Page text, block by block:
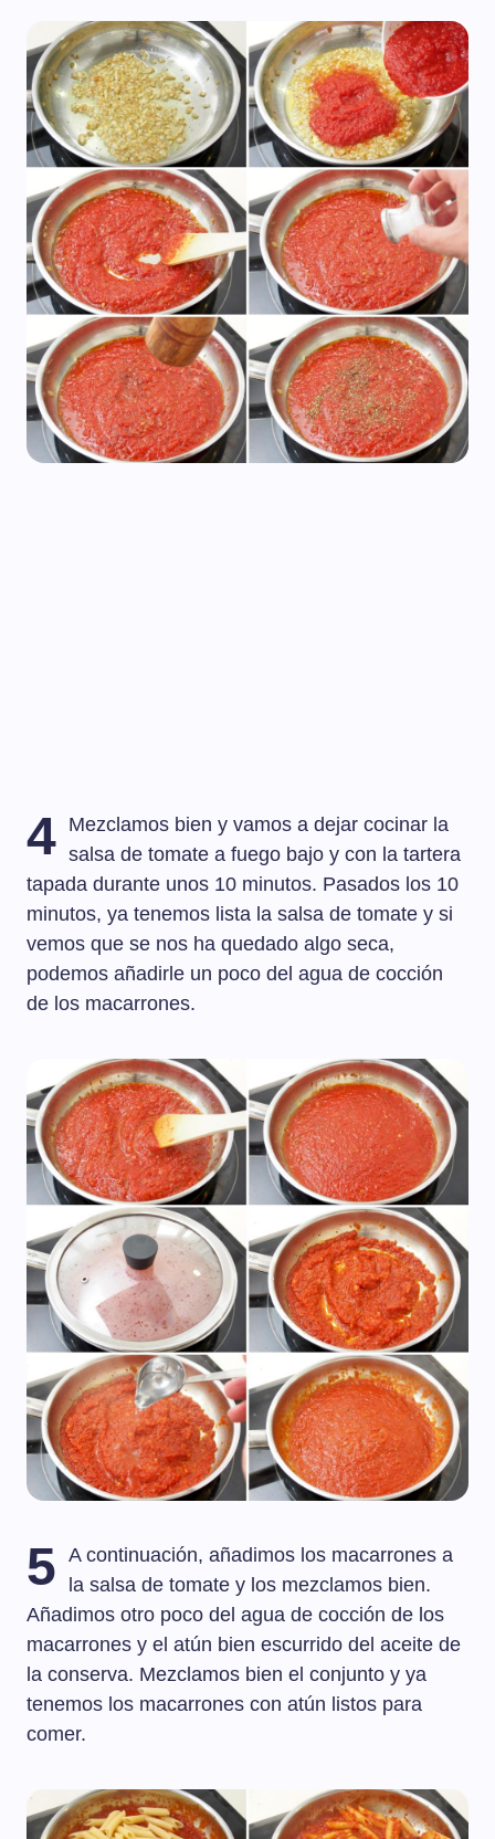
4 Mezclamos bien y vamos a dejar cocinar la
salsa de tomate a fuego bajo y con la tartera
tapada durante unos 10 minutos. Pasados los 10
minutos, ya tenemos lista la salsa de tomate y si
vemos que se nos ha quedado algo seca,
podemos añadirle un poco del agua de cocción
de los macarrones.
5
A continuación, añadimos los macarrones a
la salsa de tomate y los mezclamos bien.
Añadimos otro poco del agua de cocción de los
macarrones y el atún bien escurrido del aceite de
la conserva. Mezclamos bien el conjunto y ya
tenemos los macarrones con atún listos para
comer.